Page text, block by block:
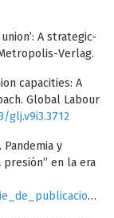
A strategic-
Verlag.
capacities: A
Global Labour
glj.v9i3.3712
Pandemia y
en la era